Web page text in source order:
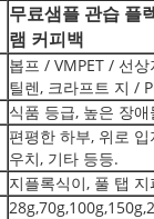
무료샘플 관습 플
램 커피백
봅프 / VMPET / 선
틸렌, 크라프트 지 /
식품 등급, 높은 장
편평한 하부, 위로
우치, 기타 등등.
지플록식이, 풀 탭